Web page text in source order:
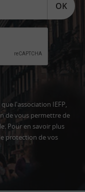
OK
l'association IEFP,
de vous permettre de
Pour en savoir plus
protection de vos